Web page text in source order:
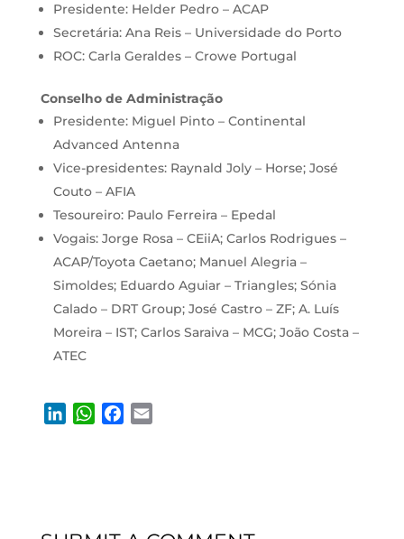
Presidente: Helder Pedro – ACAP
Secretária: Ana Reis – Universidade do Porto
ROC: Carla Geraldes – Crowe Portugal
Conselho de Administração
Presidente: Miguel Pinto – Continental
Advanced Antenna
Vice-presidentes: Raynald Joly – Horse; José
Couto – AFIA
Tesoureiro: Paulo Ferreira – Epedal
Vogais: Jorge Rosa – CEiiA; Carlos Rodrigues –
ACAP/Toyota Caetano; Manuel Alegria –
Simoldes; Eduardo Aguiar – Triangles; Sónia
Calado – DRT Group; José Castro – ZF; A. Luís
Moreira – IST; Carlos Saraiva – MCG; João Costa –
ATEC
W